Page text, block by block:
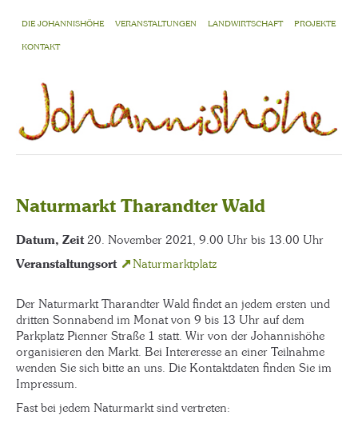
DIE JOHANNISHÖHE VERANSTALTUNGEN LANDWIRTSCHAFT PROJEKTE
KONTAKT
Naturmarkt Tharandter Wald
Datum, Zeit20. November 2021, 9.00 Uhr bis 13.00 Uhr
Veranstaltungsort Naturmarktplatz
Der Naturmarkt Tharandter Wald findet an jedem ersten und
dritten Sonnabend im Monat von 9 bis 13 Uhr auf dem
Parkplatz Pienner Straße 1 statt. Wir von der Johannishöhe
organisieren den Markt. Bei Intereresse an einer Teilnahme
wenden Sie sich bitte an uns. Die Kontaktdaten finden Sie im
Impressum.
Fast bei jedem Naturmarkt sind vertreten: